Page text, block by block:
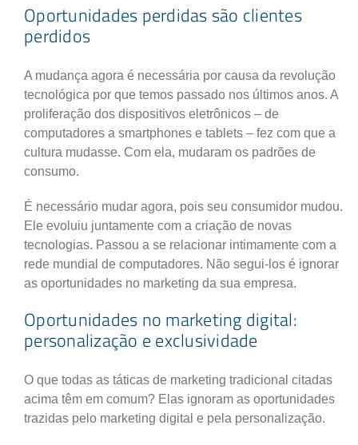
Oportunidades perdidas são clientes
perdidos
A mudança agora é necessária por causa da revolução
tecnológica por que temos passado nos últimos anos. A
proliferação dos dispositivos eletrônicos – de
computadores a smartphones e tablets – fez com que a
cultura mudasse. Com ela, mudaram os padrões de
consumo.
É necessário mudar agora, pois seu consumidor mudou.
Ele evoluiu juntamente com a criação de novas
tecnologias. Passou a se relacionar intimamente com a
rede mundial de computadores. Não segui-los é ignorar
as oportunidades no marketing da sua empresa.
Oportunidades no marketing digital:
personalização e exclusividade
O que todas as táticas de marketing tradicional citadas
acima têm em comum? Elas ignoram as oportunidades
trazidas pelo marketing digital e pela personalização.